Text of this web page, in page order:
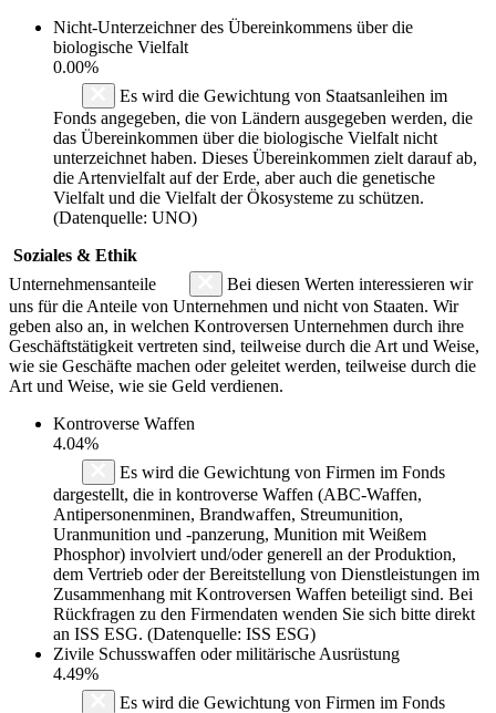
Nicht-Unterzeichner des Übereinkommens über die
biologische Vielfalt
0.00%
Es wird die Gewichtung von Staatsanleihen im
Fonds angegeben, die von Ländern ausgegeben werden, die
das Übereinkommen über die biologische Vielfalt nicht
unterzeichnet haben. Dieses Übereinkommen zielt darauf ab,
die Artenvielfalt auf der Erde, aber auch die genetische
Vielfalt und die Vielfalt der Ökosysteme zu schützen.
(Datenquelle: UNO)
Soziales & Ethik
Unternehmensanteile
Bei diesen Werten interessieren wir
uns für die Anteile von Unternehmen und nicht von Staaten. Wir
geben also an, in welchen Kontroversen Unternehmen durch ihre
Geschäftstätigkeit vertreten sind, teilweise durch die Art und Weise,
wie sie Geschäfte machen oder geleitet werden, teilweise durch die
Art und Weise, wie sie Geld verdienen.
Kontroverse Waffen
4.04%
Es wird die Gewichtung von Firmen im Fonds
dargestellt, die in kontroverse Waffen (ABC-Waffen,
Antipersonenminen, Brandwaffen, Streumunition,
Uranmunition und -panzerung, Munition mit Weißem
Phosphor) involviert und/oder generell an der Produktion,
dem Vertrieb oder der Bereitstellung von Dienstleistungen im
Zusammenhang mit Kontroversen Waffen beteiligt sind. Bei
Rückfragen zu den Firmendaten wenden Sie sich bitte direkt
an ISS ESG. (Datenquelle: ISS ESG)
Zivile Schusswaffen oder militärische Ausrüstung
4.49%
Es wird die Gewichtung von Firmen im Fonds